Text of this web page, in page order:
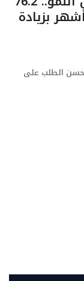
جنيه قيمة العقود خلال 5 أشهر بزيادة
الطلب على